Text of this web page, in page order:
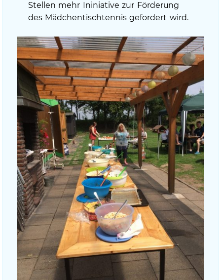
Stellen mehr Ininiative zur Förderung
des Mädchentischtennis gefordert wird.